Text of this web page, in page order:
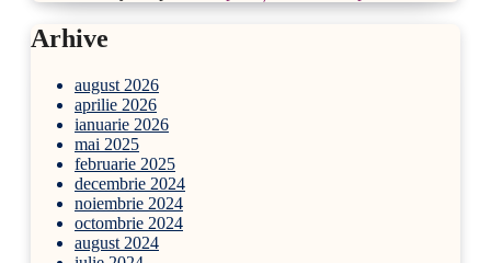
Arhive
august 2026
aprilie 2026
ianuarie 2026
mai 2025
februarie 2025
decembrie 2024
noiembrie 2024
octombrie 2024
august 2024